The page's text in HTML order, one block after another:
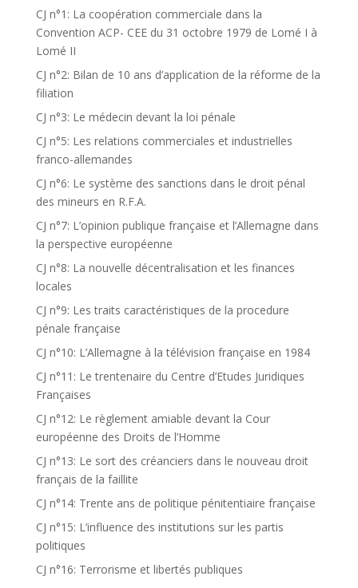
CJ n°1: La coopération commerciale dans la
Convention ACP- CEE du 31 octobre 1979 de Lomé I à
Lomé II
CJ n°2: Bilan de 10 ans d’application de la réforme de la
filiation
CJ n°3: Le médecin devant la loi pénale
CJ n°5: Les relations commerciales et industrielles
franco-allemandes
CJ n°6: Le système des sanctions dans le droit pénal
des mineurs en R.F.A.
CJ n°7: L’opinion publique française et l’Allemagne dans
la perspective européenne
CJ n°8: La nouvelle décentralisation et les finances
locales
CJ n°9: Les traits caractéristiques de la procedure
pénale française
CJ n°10: L’Allemagne à la télévision française en 1984
CJ n°11: Le trentenaire du Centre d’Etudes Juridiques
Françaises
CJ n°12: Le règlement amiable devant la Cour
européenne des Droits de l’Homme
CJ n°13: Le sort des créanciers dans le nouveau droit
français de la faillite
CJ n°14: Trente ans de politique pénitentiaire française
CJ n°15: L’influence des institutions sur les partis
politiques
CJ n°16: Terrorisme et libertés publiques